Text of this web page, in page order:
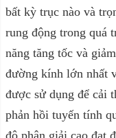
bất kỳ trục nào và
rung động trong quá
năng tăng tốc và
đường kính lớn nhất
được sử dụng để cải
phản hồi tuyến tính
độ phân giải cao đạt